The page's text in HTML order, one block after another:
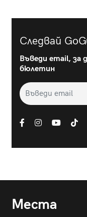
Следвай
Въведи email, за
бюлетин
Места